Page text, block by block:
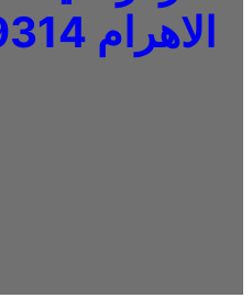
الاهرام 01095999314